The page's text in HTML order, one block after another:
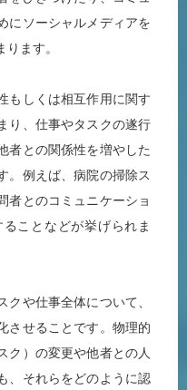
にソーシャルメディアを
ます。
もしくは相互作用に関す
り、仕事やタスクの遂行
者との関係性を増やした
。例えば、病院の掃除ス
者とのコミュニケーショ
ことなどが挙げられま
クや仕事全体について、
させることです。物理的
ク）の変更や他者との人
、それらをどのように認